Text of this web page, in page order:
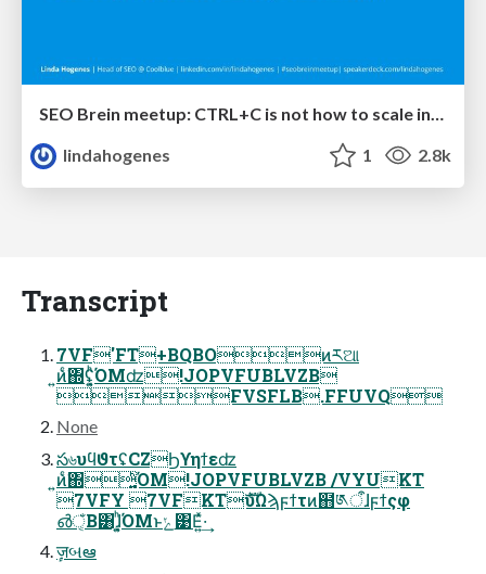
lindahogenes
1 2.8k
Transcript
7VF'FT+BQBOͷཪଆ
͍ͷ͏͑ͨ͘΍ʢ͓͍ͪΌΜʣ!JOPVFUBLVZB
FVSFLB.FFUVQ
None
స৬υϥϑτʢCZϦϒηϯεʣ
͍ͷ͏͑ͨ͘΍͓͍ͪΌΜ!JOPVFUBLVZB /VYUKT
7VFY 7VFKTެࣜυΩϡϝϯτͷ຋༁ऀɺϝϯςφ
൴ঁ͔Β͸ɺ͓͍ͪΌΜͱݺ͹Ε͍ͯ·͢
ٕज़બఆ